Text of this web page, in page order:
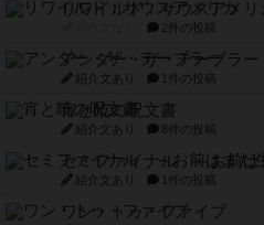
リワイルド：サウスアメリ
2件の投稿
アンダー・ザ・テーブラー
紹介文あり 1件の投稿
宵と暁の呪文書
紹介文あり 8件の投稿
セミファイナル ～お前は
紹介文あり 1件の投稿
ワン・トゥ・ファイブ